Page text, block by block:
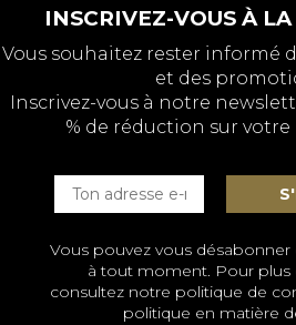
INSCRIVEZ-VOUS À
Vous souhaitez rester informé
et des
Inscrivez-vous à notre
% de réduction sur
Vous pouvez vous
à tout moment. Pour plus
consultez notre politique de
politique en matière